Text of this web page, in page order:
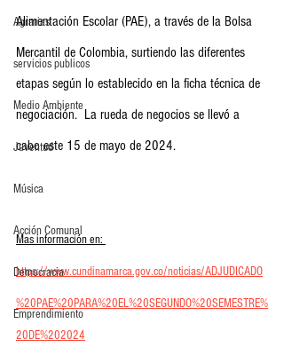
Agrarias
servicios publicos
Medio Ambiente
Juventud
Música
Acción Comunal
Democracia
Emprendimiento
Alimentación Escolar (PAE), a través de la Bolsa
Mercantil de Colombia, surtiendo las diferentes
etapas según lo establecido en la ficha técnica de
negociación.  La rueda de negocios se llevó a
cabo este 15 de mayo de 2024.
Mas información en:
https://www.cundinamarca.gov.co/noticias/ADJUDICADO
%20PAE%20PARA%20EL%20SEGUNDO%20SEMESTRE%
20DE%202024